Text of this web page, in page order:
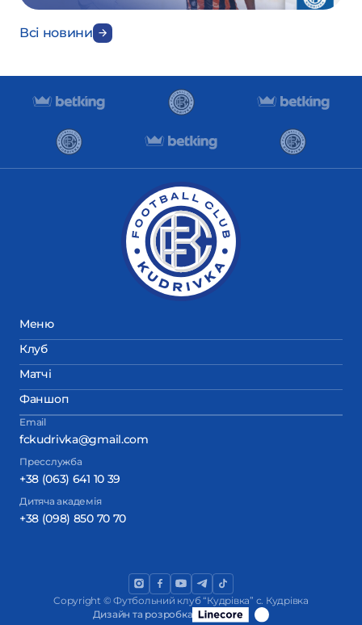
Всі новини
Меню
Клуб
Матчі
Фаншоп
Email
fckudrivka@gmail.com
Пресслужба
+38 (063) 641 10 39
Дитяча академія
+38 (098) 850 70 70
Copyright © Футбольний клуб “Кудрівка” с. Кудрівка
Дизайн та розробка